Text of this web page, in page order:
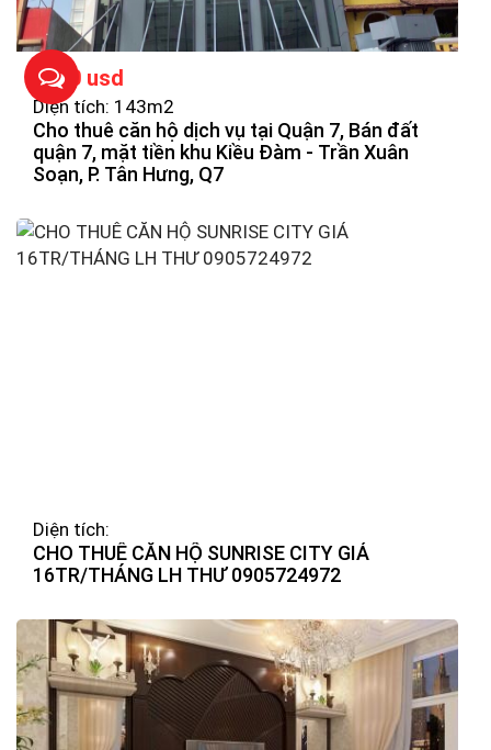
7000 usd
Diện tích: 143m2
Cho thuê căn hộ dịch vụ tại Quận 7, Bán đất
quận 7, mặt tiền khu Kiều Đàm - Trần Xuân
Soạn, P. Tân Hưng, Q7
Diện tích:
CHO THUÊ CĂN HỘ SUNRISE CITY GIÁ
16TR/THÁNG LH THƯ 0905724972